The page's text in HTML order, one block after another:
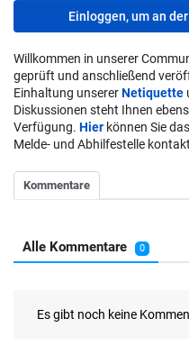
Einloggen, um an
Willkommen in unserer
geprüft und anschließend
Einhaltung unsererNetiquette
Diskussionen steht Ihnen
Verfügung. Hier können Sie
Melde- und Abhilfestelle